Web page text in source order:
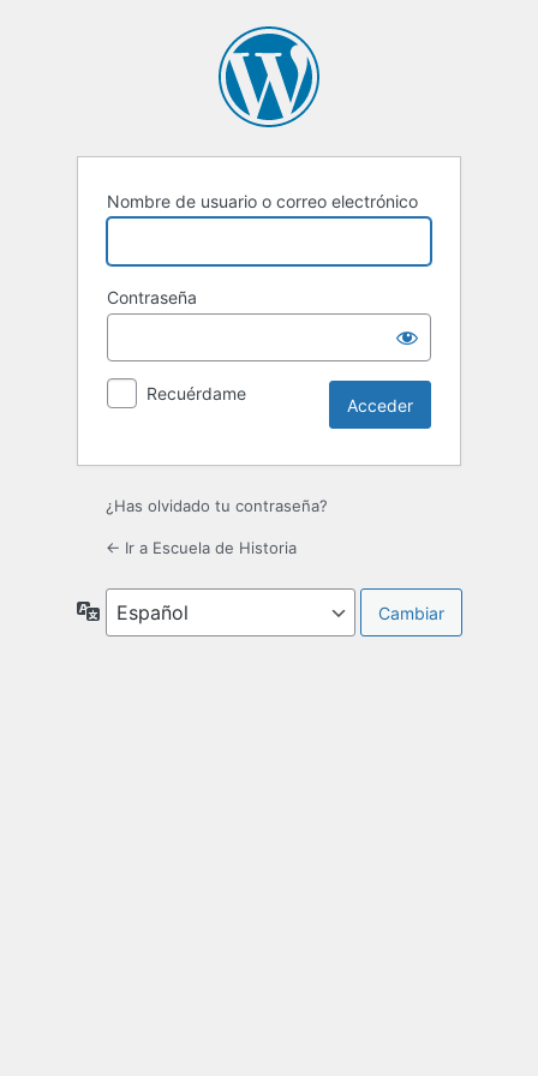
Nombre de usuario o correo electrónico
Contraseña
Recuérdame
¿Has olvidado tu contraseña?
← Ir a Escuela de Historia
Idioma